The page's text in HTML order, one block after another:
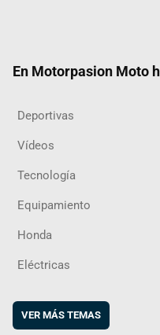
En Motorpasion Moto
Deportivas
Vídeos
Tecnología
Equipamiento
Honda
Eléctricas
VER MÁS TEMAS